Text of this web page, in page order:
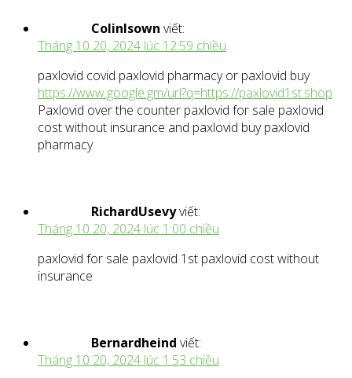
ColinIsown viết:
Tháng 10 20, 2024 lúc 12:59 chiều
paxlovid covid paxlovid pharmacy or paxlovid buy
https://www.google.gm/url?q=https://paxlovid1st.shop
Paxlovid over the counter paxlovid for sale paxlovid
cost without insurance and paxlovid buy paxlovid
pharmacy
RichardUsevyviết:
Tháng 10 20, 2024 lúc 1:00 chiều
paxlovid for sale paxlovid 1st paxlovid cost without
insurance
Bernardheind viết:
Tháng 10 20, 2024 lúc 1:53 chiều